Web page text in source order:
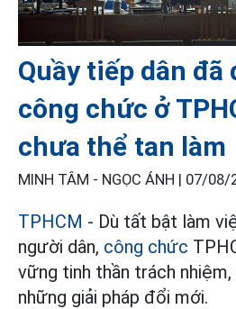
Quầy tiếp dân đã
công chức ở
chưa thể tan làm
MINH TÂM - NGỌC ÁNH | 07/08/
TPHCM - Dù tất bật làm
người dân, công chức
vững tinh thần trách nhiệm,
những giải pháp đổi mới.